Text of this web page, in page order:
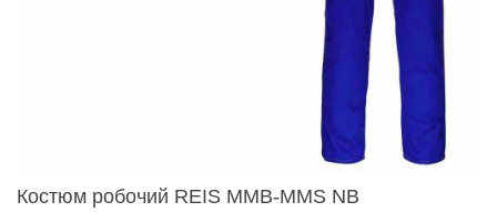
Костюм робочий REIS MMB-MMS NB